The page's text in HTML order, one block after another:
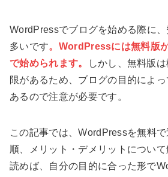
WordPressでブログを始める際に
多いです。WordPressには無料版
で始められます。
しかし、無料版
限があるため、ブログの目的によ
あるので注意が必要です。
この記事では、WordPressを無料
順、メリット・デメリットについ
読めば、自分の目的に合った形で